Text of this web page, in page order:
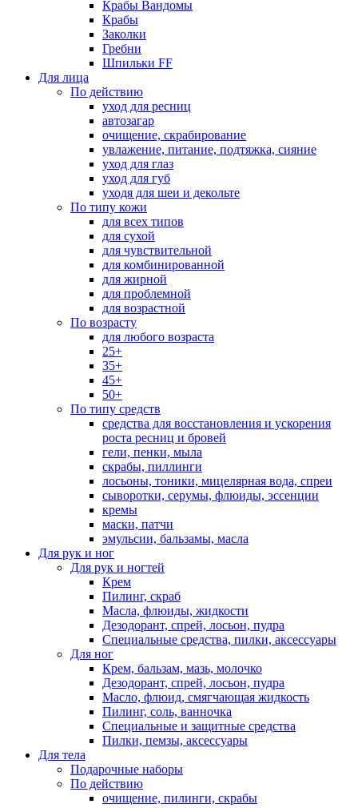
Крабы Вандомы
Крабы
Заколки
Гребни
Шпильки FF
Для лица
По действию
уход для ресниц
автозагар
очищение, скрабирование
увлажение, питание, подтяжка, сияние
уход для глаз
уход для губ
уходя для шеи и декольте
По типу кожи
для всех типов
для сухой
для чувствительной
для комбинированной
для жирной
для проблемной
для возрастной
По возрасту
для любого возраста
25+
35+
45+
50+
По типу средств
средства для восстановления и ускорения
роста ресниц и бровей
гели, пенки, мыла
скрабы, пиллинги
лосьоны, тоники, мицелярная вода, спреи
сыворотки, серумы, флюиды, эссенции
кремы
маски, патчи
эмульсии, бальзамы, масла
Для рук и ног
Для рук и ногтей
Крем
Пилинг, скраб
Масла, флюиды, жидкости
Дезодорант, спрей, лосьон, пудра
Специальные средства, пилки, аксессуары
Для ног
Крем, бальзам, мазь, молочко
Дезодорант, спрей, лосьон, пудра
Масло, флюид, смягчающая жидкость
Пилинг, соль, ванночка
Специальные и защитные средства
Пилки, пемзы, аксессуары
Для тела
Подарочные наборы
По действию
очищение, пилинги, скрабы